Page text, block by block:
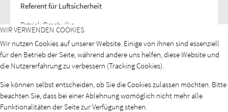
Referent für Luftsicherheit
Patrick Orschulko
Tel.: +49 30 275785703
E-Mail:Diese E-Mail-Adresse ist vor Spambots geschützt! Zur
Anzeige muss JavaScript eingeschaltet sein.
WIR VERWENDEN COOKIES
Wir nutzen Cookies auf unserer Website. Einige von ihnen sind essenziell
für den Betrieb der Seite, während andere uns helfen, diese Website und
die Nutzererfahrung zu verbessern (Tracking Cookies).
Sie können selbst entscheiden, ob Sie die Cookies zulassen möchten. Bitte
beachten Sie, dass bei einer Ablehnung womöglich nicht mehr alle
Funktionalitäten der Seite zur Verfügung stehen.